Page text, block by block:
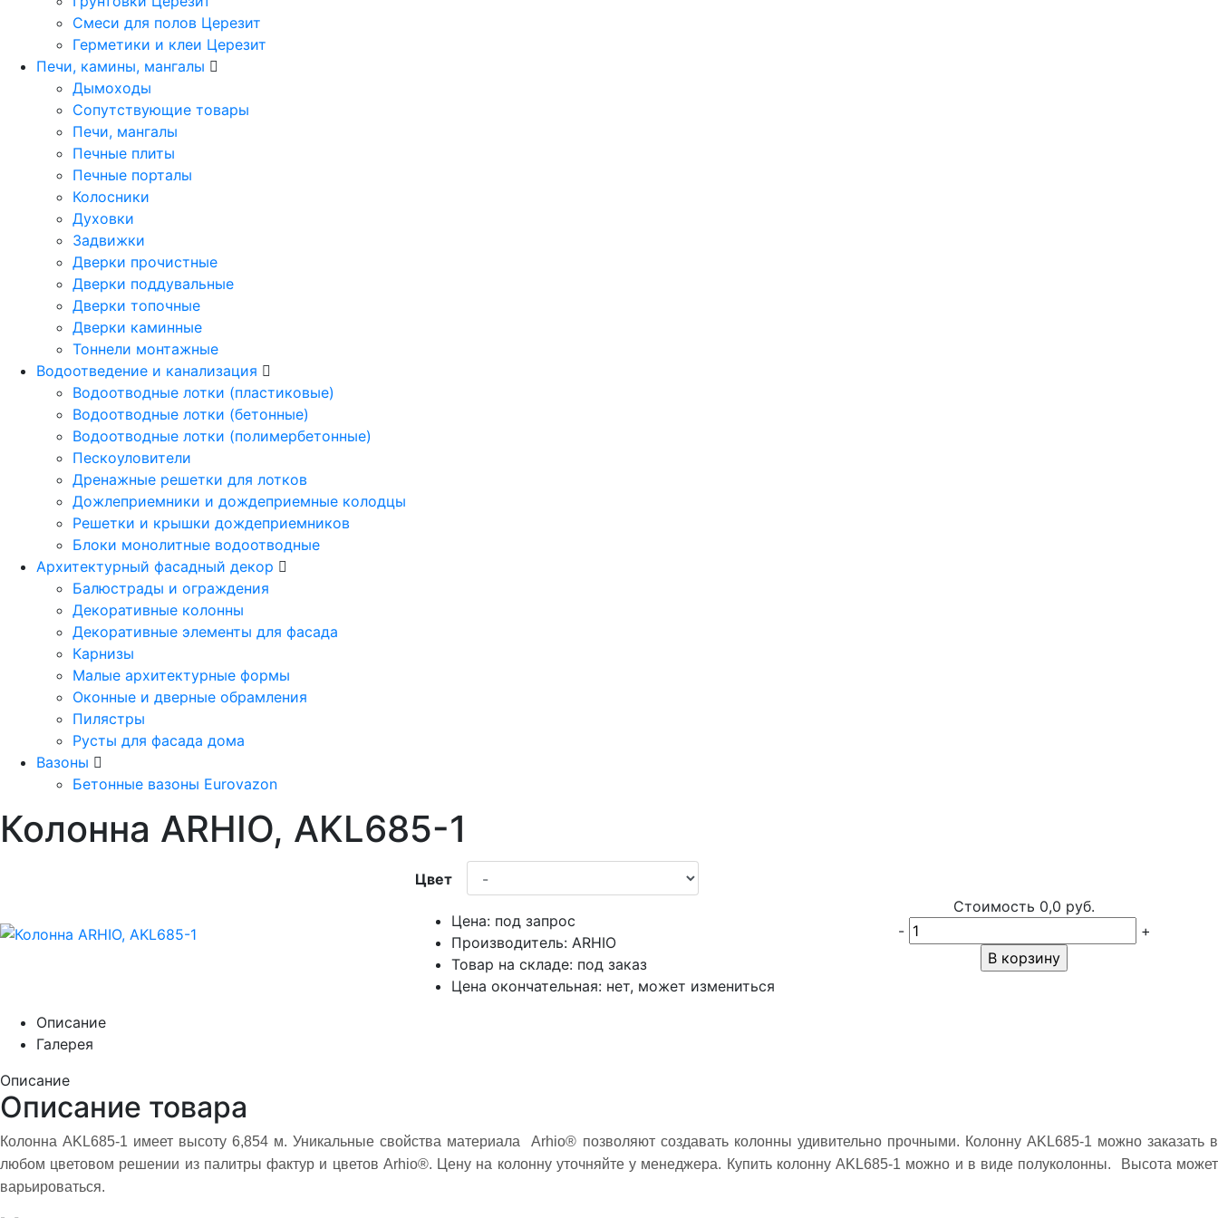
Смеси для полов Церезит
Герметики и клеи Церезит
Печи, камины, мангалы
Дымоходы
Сопутствующие товары
Печи, мангалы
Печные плиты
Печные порталы
Колосники
Духовки
Задвижки
Дверки прочистные
Дверки поддувальные
Дверки топочные
Дверки каминные
Тоннели монтажные
Водоотведение и канализация
Водоотводные лотки (пластиковые)
Водоотводные лотки (бетонные)
Водоотводные лотки (полимербетонные)
Пескоуловители
Дренажные решетки для лотков
Дожлеприемники и дождеприемные колодцы
Решетки и крышки дождеприемников
Блоки монолитные водоотводные
Архитектурный фасадный декор
Балюстрады и ограждения
Декоративные колонны
Декоративные элементы для фасада
Карнизы
Малые архитектурные формы
Оконные и дверные обрамления
Пилястры
Русты для фасада дома
Вазоны
Бетонные вазоны Eurovazon
Колонна ARHIO, AKL685-1
Цвет
Цена: под запрос
Производитель: ARHIO
Товар на складе: под заказ
Цена окончательная: нет, может измениться
Стоимость 0,0 руб.
-
+
В корзину
Описание
Галерея
Описание
Описание товара
Колонна AKL685-1 имеет высоту 6,854 м. Уникальные свойства материала Arhio® позволяют создавать колонны удивительно прочными. Колонну AKL685-1 можно заказать в
любом цветовом решении из палитры фактур и цветов Arhio®. Цену на колонну уточняйте у менеджера. Купить колонну AKL685-1 можно и в виде полуколонны. Высота может
варьироваться.